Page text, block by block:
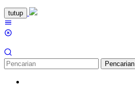
Loncat
ke
konten
tutup
Pencarian